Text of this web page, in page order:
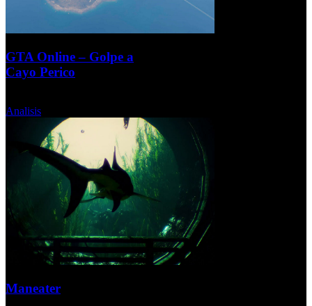
GTA Online – Golpe a
Cayo Perico
Analisis
Maneater